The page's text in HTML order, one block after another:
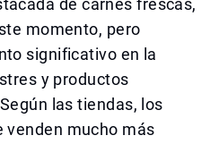
de carnes frescas,
momento, pero
significativo en la
y productos
las tiendas, los
venden mucho más